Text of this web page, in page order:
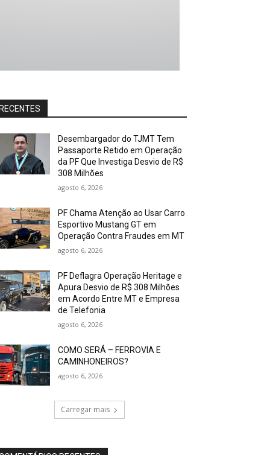
RECENTES
Desembargador do TJMT Tem
Passaporte Retido em Operação
da PF Que Investiga Desvio de R$
308 Milhões
agosto 6, 2026
PF Chama Atenção ao Usar Carro
Esportivo Mustang GT em
Operação Contra Fraudes em MT
agosto 6, 2026
PF Deflagra Operação Heritage e
Apura Desvio de R$ 308 Milhões
em Acordo Entre MT e Empresa
de Telefonia
agosto 6, 2026
COMO SERÁ – FERROVIA E
CAMINHONEIROS?
agosto 6, 2026
Carregar mais